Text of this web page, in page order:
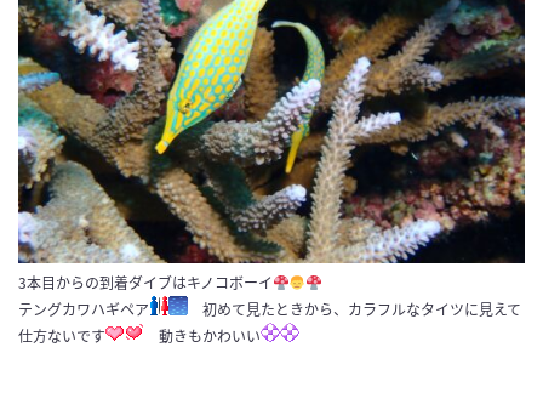
3本目からの到着ダイブはキノコボーイ
テングカワハギペア
初めて見たときから、カラフルなタイツに見えて
仕方ないです
動きもかわいい